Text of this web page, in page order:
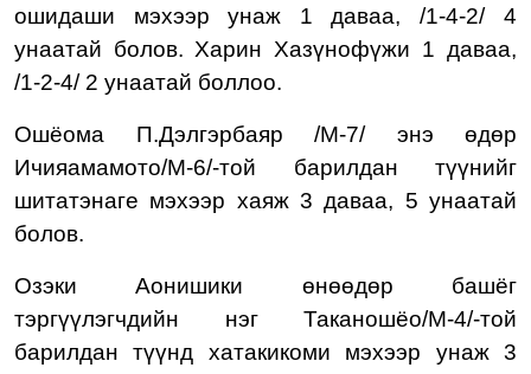
ошидаши мэхээр
унаж 1 даваа, /1-4-2/ 4
унаатай болов. Харин Хазүнофүжи 1 даваа,
/1-2-4/ 2 унаатай боллоо.
Ошёома П.Дэлгэрбаяр /М-7/ энэ өдөр
Ичияамамото/М-6/-той барилдан түүнийг
шитатэнаге мэхээр хаяж 3 даваа, 5 унаатай
болов.
Озэки Аонишики өнөөдөр башёг
тэргүүлэгчдийн нэг Таканошёо/М-4/-той
барилдан түүнд хатакикоми мэхээр унаж 3